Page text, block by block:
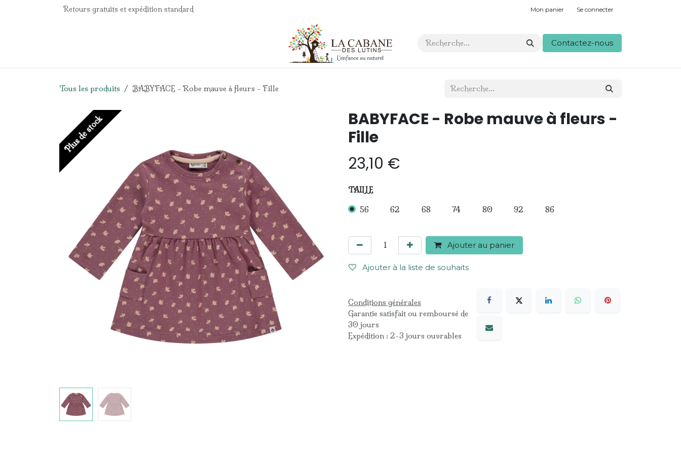
Se rendre au contenuRetours gratuits et expédition standard Mon panier Se connecter
Contact Contactez-nous
Tous les produits BABYFACE - Robe mauve à fleurs - Fille
Plus de stock
BABYFACE - Robe mauve à fleurs -
Fille
23,10 €
TAILLE
56 62 68 74 80 92 86
Ajouter au panier
Ajouter à la liste de souhaits
Conditions générales
Garantie satisfait ou remboursé de
30 jours
Expédition : 2-3 jours ouvrables